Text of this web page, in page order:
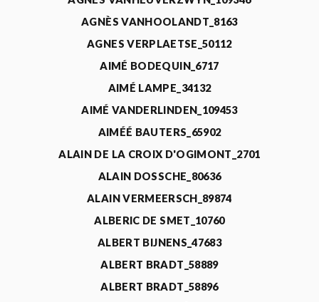
AGNÈS VANHOOLANDT_8163
AGNES VERPLAETSE_50112
AIMÉ BODEQUIN_6717
AIMÉ LAMPE_34132
AIMÉ VANDERLINDEN_109453
AIMÉÉ BAUTERS_65902
ALAIN DE LA CROIX D'OGIMONT_2701
ALAIN DOSSCHE_80636
ALAIN VERMEERSCH_89874
ALBERIC DE SMET_10760
ALBERT BIJNENS_47683
ALBERT BRADT_58889
ALBERT BRADT_58896